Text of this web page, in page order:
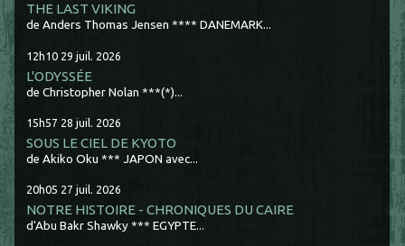
THE LAST VIKING
de Anders Thomas Jensen **** DANEMARK...
12h10 29 juil. 2026
L'ODYSSÉE
de Christopher Nolan ***(*)...
15h57 28 juil. 2026
SOUS LE CIEL DE KYOTO
de Akiko Oku *** JAPON avec...
20h05 27 juil. 2026
NOTRE HISTOIRE - CHRONIQUES DU CAIRE
d'Abu Bakr Shawky *** EGYPTE...